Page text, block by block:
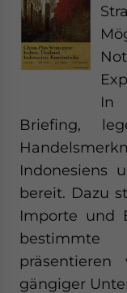
In
Briefing,
Indonesiens
bereit. Dazu
Importe und
bestimmte
gängiger